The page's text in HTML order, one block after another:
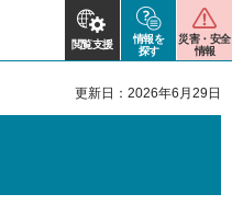
閲覧支援
情報を
探す
災害・安全
情報
更新日：2026年6月29日